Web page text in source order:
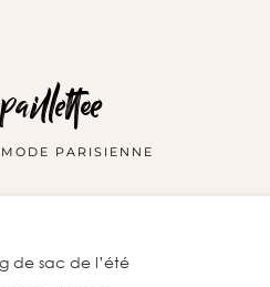
PARISIENNE
de sac de l’été